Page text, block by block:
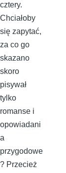
cztery.
Chciałoby
się zapytać,
za co go
skazano
skoro
pisywał
tylko
romanse i
opowiadani
a
przygodowe
? Przecież